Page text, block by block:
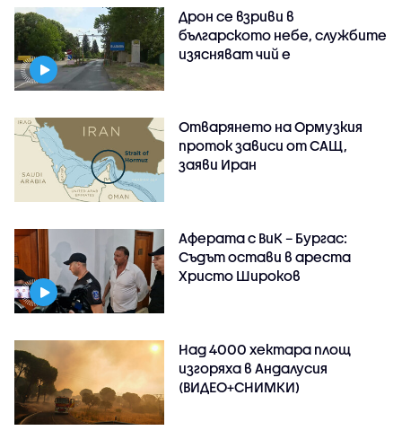
Дрон се взриви в
българското небе, службите
изясняват чий е
Отварянето на Ормузкия
проток зависи от САЩ,
заяви Иран
Аферата с ВиК – Бургас:
Съдът остави в ареста
Христо Широков
Над 4000 хектара площ
изгоряха в Андалусия
(ВИДЕО+СНИМКИ)